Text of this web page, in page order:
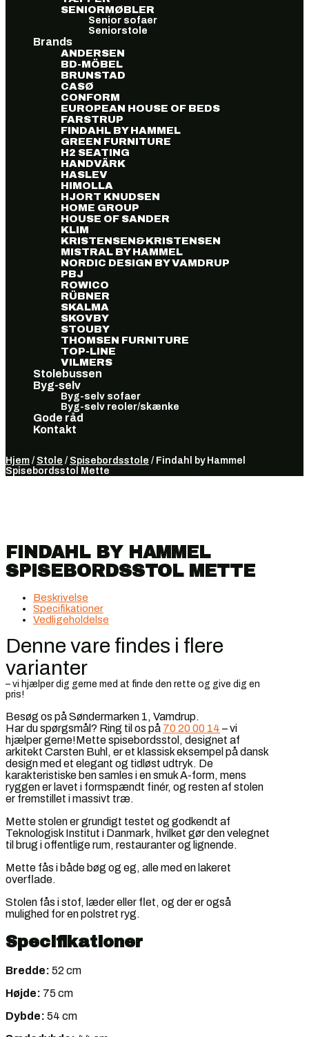
SENIORMØBLER
Senior sofaer
Seniorstole
Brands
ANDERSEN
BD-MÖBEL
BRUNSTAD
CASØ
CONFORM
EUROPEAN HOUSE OF BEDS
FARSTRUP
FINDAHL BY HAMMEL
GREEN FURNITURE
H2 SEATING
HANDVÄRK
HASLEV
HIMOLLA
HJORT KNUDSEN
HOME GROUP
HOUSE OF SANDER
KLIM
KRISTENSEN&KRISTENSEN
MISTRAL BY HAMMEL
NORDIC DESIGN BY VAMDRUP
PBJ
ROWICO
RÜBNER
SKALMA
SKOVBY
STOUBY
THOMSEN FURNITURE
TOP-LINE
VILMERS
Stolebussen
Byg-selv
Byg-selv sofaer
Byg-selv reoler/skænke
Gode råd
Kontakt
Hjem / Stole / Spisebordsstole / Findahl by Hammel
Spisebordsstol Mette
FINDAHL BY HAMMEL
SPISEBORDSSTOL METTE
Beskrivelse
Specifikationer
Vedligeholdelse
Denne vare findes i flere
varianter
– vi hjælper dig gerne med at finde den rette og give dig en
pris!
Besøg os på Søndermarken 1, Vamdrup.
Har du spørgsmål? Ring til os på 70 20 00 14 – vi
hjælper gerne!Mette spisebordsstol, designet af
arkitekt Carsten Buhl, er et klassisk eksempel på dansk
design med et elegant og tidløst udtryk. De
karakteristiske ben samles i en smuk A-form, mens
ryggen er lavet i formspændt finér, og resten af stolen
er fremstillet i massivt træ.
Mette stolen er grundigt testet og godkendt af
Teknologisk Institut i Danmark, hvilket gør den velegnet
til brug i offentlige rum, restauranter og lignende.
Mette fås i både bøg og eg, alle med en lakeret
overflade.
Stolen fås i stof, læder eller flet, og der er også
mulighed for en polstret ryg.
Specifikationer
Bredde: 52 cm
Højde: 75 cm
Dybde: 54 cm